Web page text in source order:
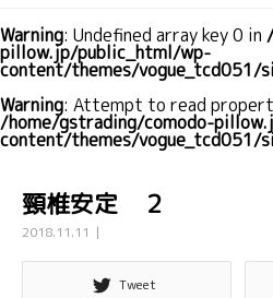
Warning: Undefined array key 0 in
pillow.jp/public_html/wp-
content/themes/vogue_tcd051/
Warning: Attempt to read
/home/gstrading/comodo-
content/themes/vogue_tcd051/
頸椎安定 ２
2018.11.11
Tweet